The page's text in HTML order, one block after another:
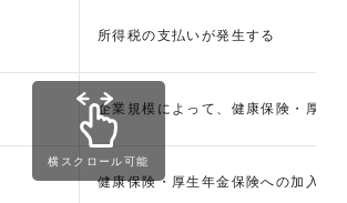
所得税の支払いが発生する
企業規模によって、健康保険・厚生
健康保険・厚生年金保険への加入義
横スクロール可能